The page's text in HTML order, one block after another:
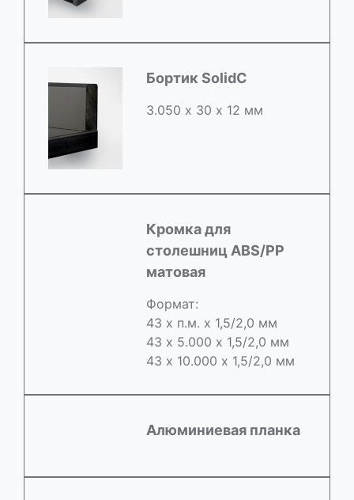
Бортик SolidC
3.050 х 30 х 12 мм
Кромка для
столешниц ABS/РР
матовая
Формат:
43 х п.м. х 1,5/2,0 мм
43 х 5.000 х 1,5/2,0 мм
43 х 10.000 х 1,5/2,0 мм
Алюминиевая планка